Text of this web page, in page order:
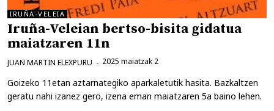
IRUÑA-VELEIA
Iruña-Veleian bertso-bisita gidatua
maiatzaren 11n
2025 maiatzak 2
JUAN MARTIN ELEXPURU
Goizeko 11etan aztarnategiko aparkaletutik hasita. Bazkaltzen
geratu nahi izanez gero, izena eman maiatzaren 5a baino lehen.